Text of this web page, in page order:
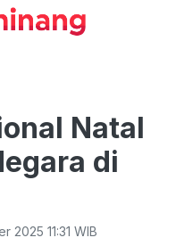
Natal
di
2025 11:31 WIB